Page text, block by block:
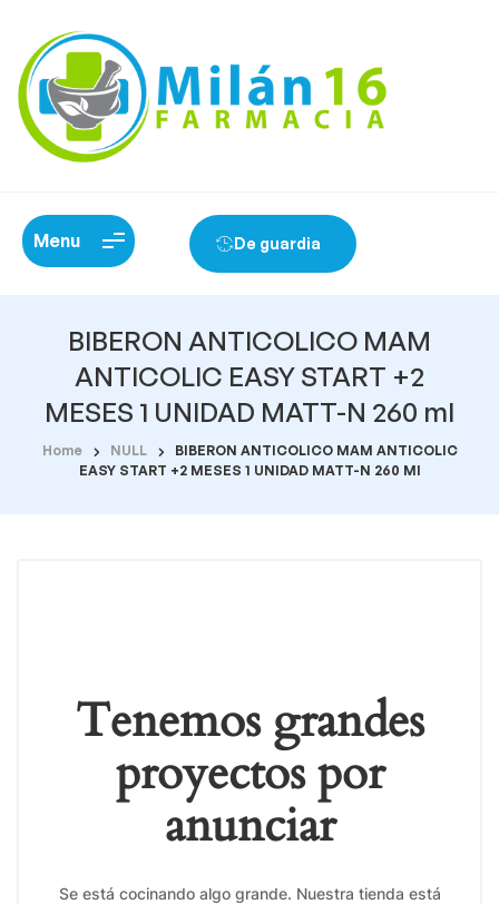
Menu De guardia
BIBERON ANTICOLICO MAM
ANTICOLIC EASY START +2
MESES 1 UNIDAD MATT-N 260 ml
Home NULL
BIBERON ANTICOLICO MAM ANTICOLIC
EASY START +2 MESES 1 UNIDAD MATT-N 260 Ml
Tenemos grandes
proyectos por
anunciar
Se está cocinando algo grande. Nuestra tienda está